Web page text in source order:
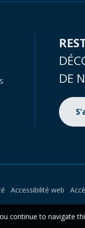
DE
Accessibilité web
continue to navigate